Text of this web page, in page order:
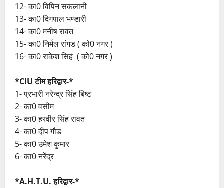
12- का0 विपिन सकलानी
13- का0 दिगपाल भण्डारी
14- का0 मनीष रावत
15- का0 निर्मल रांगड ( को0 नगर )
16- का0 राकेश सिहं ( को0 नगर )
*CIU टीम हरिद्वार-*
1- प्रभारी नरेन्द्र सिंह बिष्ट
2- का0 वसीम
3- का0 हरवीर सिंह रावत
4- का0 दीप गौड
5- का0 उमेश कुमार
6- का0 नरेंद्र
*A.H.T.U. हरिद्वार-*